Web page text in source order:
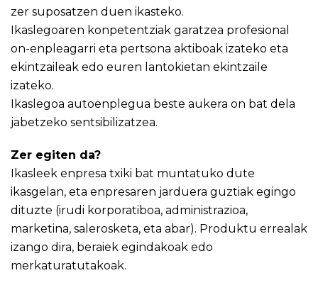
zer suposatzen duen ikasteko.
Ikaslegoaren konpetentziak garatzea profesional
on-enpleagarri eta pertsona aktiboak izateko eta
ekintzaileak edo euren lantokietan ekintzaile
izateko.
Ikaslegoa autoenplegua beste aukera on bat dela
jabetzeko sentsibilizatzea.
Zer egiten da?
Ikasleek enpresa txiki bat muntatuko dute
ikasgelan, eta enpresaren jarduera guztiak egingo
dituzte (irudi korporatiboa, administrazioa,
marketina, salerosketa, eta abar). Produktu errealak
izango dira, beraiek egindakoak edo
merkaturatutakoak.